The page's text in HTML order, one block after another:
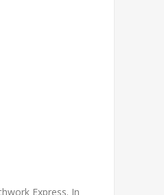
Express. In